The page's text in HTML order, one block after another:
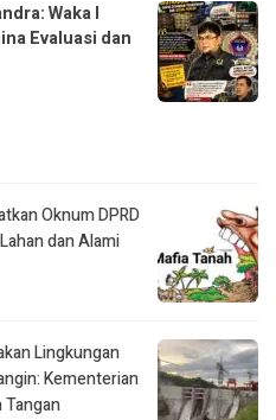
Waka I
Evaluasi dan
Oknum DPRD
dan Alami
Lingkungan
Kementerian
Tangan